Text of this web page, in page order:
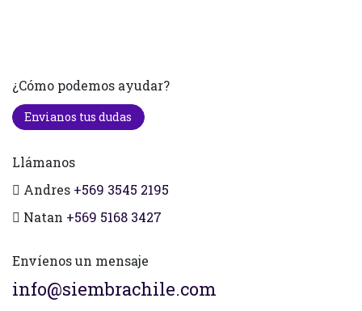
¿Cómo podemos ayudar?
Envianos tus dudas
Llámanos
Andres +569 3545 2195
Natan +569 5168 3427
Envíenos un mensaje
info@siembrachile.com